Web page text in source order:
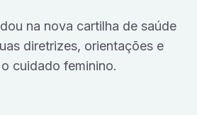
diretrizes, orientações e
cuidado feminino.